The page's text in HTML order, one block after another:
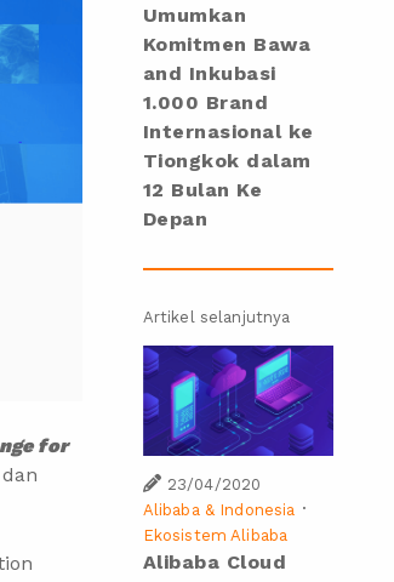
for
Umumkan
Komitmen Bawa
and Inkubasi
1.000 Brand
Internasional ke
Tiongkok dalam
12 Bulan Ke
Depan
Artikel selanjutnya
23/04/2020
Alibaba & Indonesia ·
Ekosistem Alibaba
Alibaba Cloud